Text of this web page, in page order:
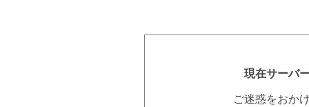
現在サーバ
ご迷惑をおか